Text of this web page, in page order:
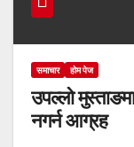
समाचार होम पेज
उपल्लो
नगर्न आग्रह